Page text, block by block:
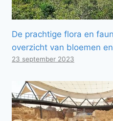
De prachtige flora en
overzicht van bloemen
23 september 2023